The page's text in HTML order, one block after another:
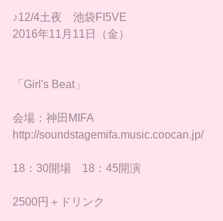
♪12/4土夜　池袋FI5VE
​2016年11月11日（金）
「Girl's Beat」
会場：神田MIFA
http://soundstagemifa.music.coocan.jp/
18：30開場　18：45開演
2500円＋ドリンク